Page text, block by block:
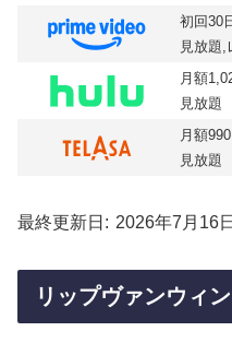
初回30
見放題,
月額
見放題
月額
見放題
最終更新日 2026年7月16日
リップヴァンウィ